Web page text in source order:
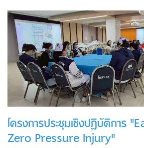
โครงการประชุมเชิงปฏิบัติการ
Zero Pressure Injury"